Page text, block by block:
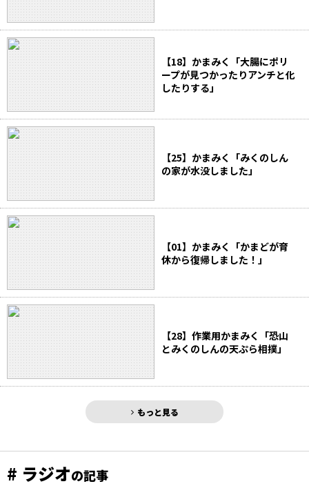
【18】かまみく「大腸にポリ
ープが見つかったりアンチと化
したりする」
【25】かまみく「みくのしん
の家が水没しました」
【01】かまみく「かまどが育
休から復帰しました！」
【28】作業用かまみく「恐山
とみくのしんの天ぷら相撲」
もっと見る
# ラジオの記事